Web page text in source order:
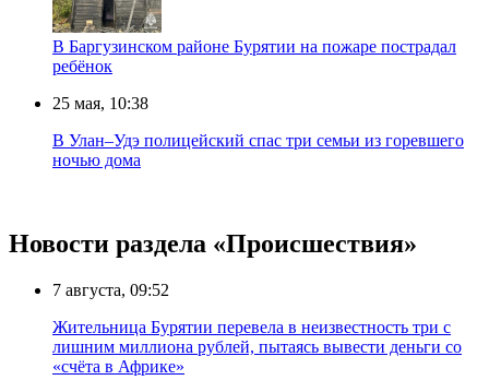
В Баргузинском районе Бурятии на пожаре пострадал
ребёнок
25 мая, 10:38
В Улан–Удэ полицейский спас три семьи из горевшего
ночью дома
Новости раздела «Происшествия»
7 августа, 09:52
Жительница Бурятии перевела в неизвестность три с
лишним миллиона рублей, пытаясь вывести деньги со
«счёта в Африке»